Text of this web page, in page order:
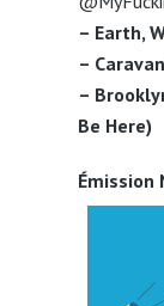
– Earth,
–
–
Be Here)
Émission